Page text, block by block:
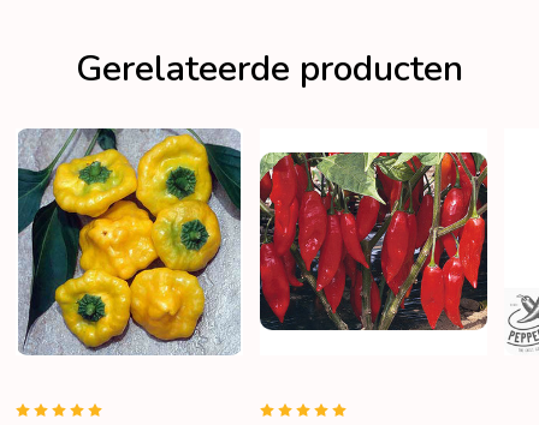
Gerelateerde producten